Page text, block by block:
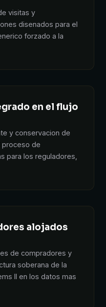
visitas y
disenados para el
forzado a la
en el flujo
y conservacion de
proceso de
para los reguladores,
alojados
de compradores y
soberana de la
II en los datos mas